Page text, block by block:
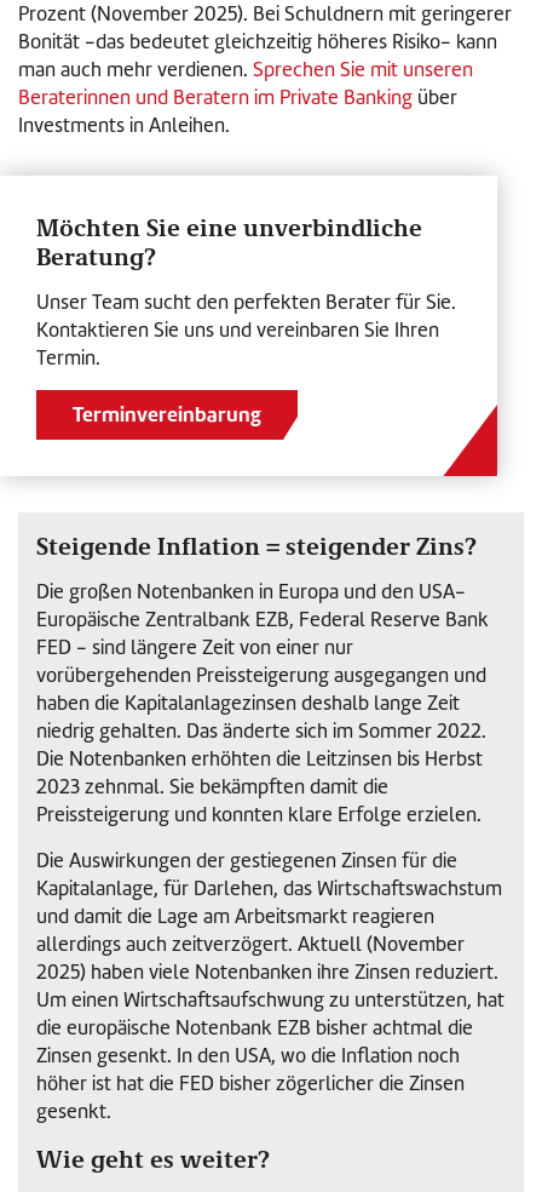
Prozent (November 2025). Bei Schuldnern mit geringerer
Bonität -das bedeutet gleichzeitig höheres Risiko- kann
man auch mehr verdienen. Sprechen Sie mit unseren
Beraterinnen und Beratern im Private Banking über
Investments in Anleihen.
Möchten Sie eine unverbindliche
Beratung?
Unser Team sucht den perfekten Berater für Sie.
Kontaktieren Sie uns und vereinbaren Sie Ihren
Termin.
Terminvereinbarung
Steigende Inflation = steigender Zins?
Die großen Notenbanken in Europa und den USA-
Europäische Zentralbank EZB, Federal Reserve Bank
FED - sind längere Zeit von einer nur
vorübergehenden Preissteigerung ausgegangen und
haben die Kapitalanlagezinsen deshalb lange Zeit
niedrig gehalten. Das änderte sich im Sommer 2022.
Die Notenbanken erhöhten die Leitzinsen bis Herbst
2023 zehnmal. Sie bekämpften damit die
Preissteigerung und konnten klare Erfolge erzielen.
Die Auswirkungen der gestiegenen Zinsen für die
Kapitalanlage, für Darlehen, das Wirtschaftswachstum
und damit die Lage am Arbeitsmarkt reagieren
allerdings auch zeitverzögert. Aktuell (November
2025) haben viele Notenbanken ihre Zinsen reduziert.
Um einen Wirtschaftsaufschwung zu unterstützen, hat
die europäische Notenbank EZB bisher achtmal die
Zinsen gesenkt. In den USA, wo die Inflation noch
höher ist hat die FED bisher zögerlicher die Zinsen
gesenkt.
Wie geht es weiter?